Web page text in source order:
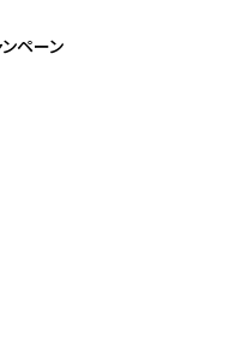
ンペーン